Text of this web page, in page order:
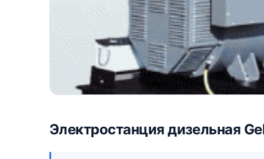
Электростанция дизельная